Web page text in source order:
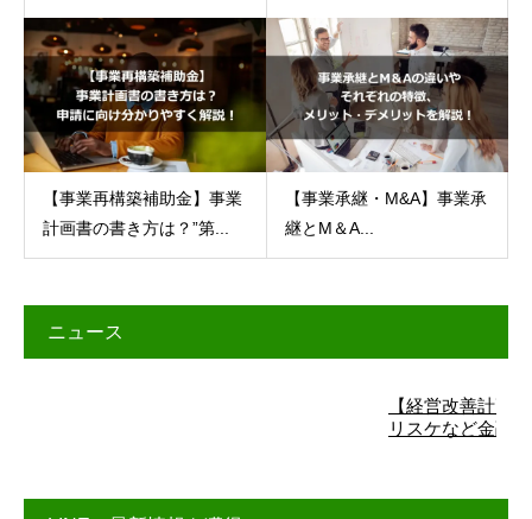
【事業再構築補助金】事業
計画書の書き方は？”第...
【事業承継・M&A】事業承
継とM＆A...
ニュース
【経営改善計画】詳細
リスケなど金融機関交